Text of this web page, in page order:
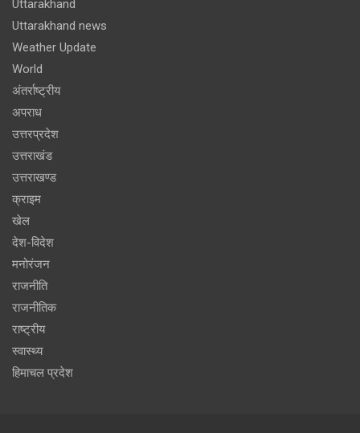
Uttarakhand
Uttarakhand news
Weather Update
World
अंतर्राष्ट्रीय
अपराध
उत्तरप्रदेश
उत्तराखंड
उत्तराखण्ड
क्राइम
खेल
देश-विदेश
मनोरंजन
राजनीति
राजनीतिक
राष्ट्रीय
स्वास्थ्य
हिमाचल प्रदेश